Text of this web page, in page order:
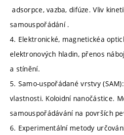
adsorpce, vazba, difúze. Vliv
samouspořádání .
4. Elektronické, magnetickéa
elektronových hladin, přenos
a stínění.
5. Samo-uspořádané vrstvy
vlastnosti. Koloidní nanočástice.
samouspořádávání na površích
6. Experimentální metody